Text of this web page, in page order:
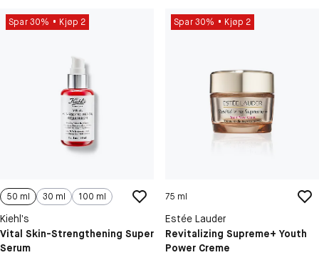
Spar 30% Kjøp 2
50 ml 30 ml 100 ml
Kiehl’s
Vital Skin-Strengthening Super
Serum
Spar 30% Kjøp 2
75 ml
Estée Lauder
Revitalizing Supreme+ Youth
Power Creme